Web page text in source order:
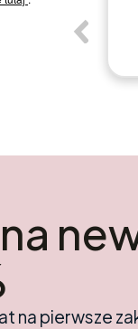
na pierwsze